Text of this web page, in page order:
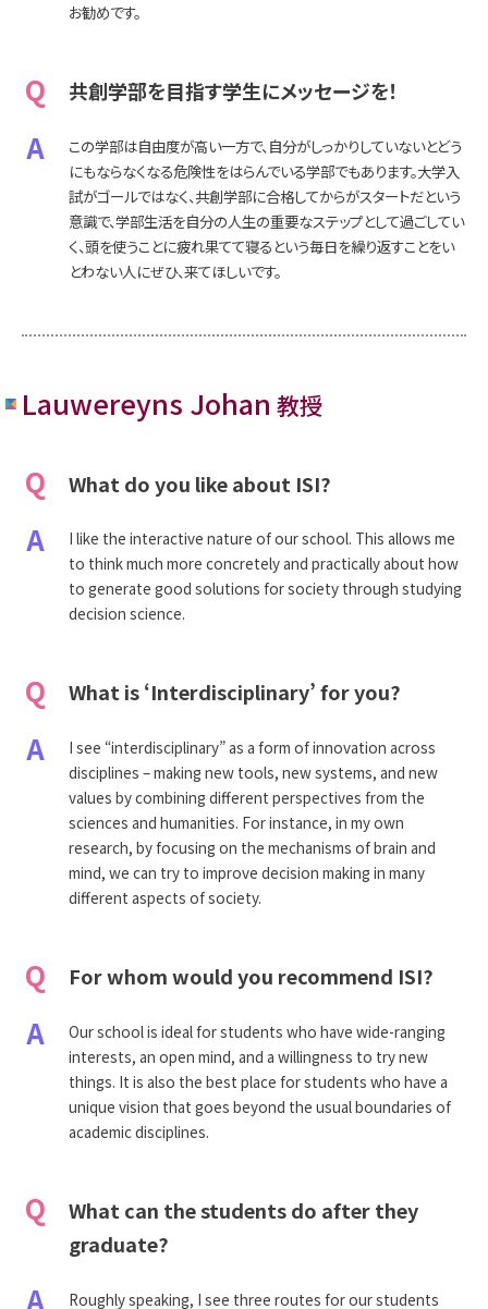
お勧めです。
Q 共創学部を目指す学生にメッセージを！
A
この学部は自由度が高い一方で、自分がしっかりしていないとどう
にもならなくなる危険性をはらんでいる学部でもあります。大学入
試がゴールではなく、共創学部に合格してからがスタートだという
意識で、学部生活を自分の人生の重要なステップとして過ごしてい
く、頭を使うことに疲れ果てて寝るという毎日を繰り返すことをい
とわない人にぜひ、来てほしいです。
Lauwereyns Johan 教授
Q What do you like about ISI?
A
I like the interactive nature of our school. This allows me
to think much more concretely and practically about how
to generate good solutions for society through studying
decision science.
Q What is ‘Interdisciplinary’ for you?
A
I see “interdisciplinary” as a form of innovation across
disciplines – making new tools, new systems, and new
values by combining different perspectives from the
sciences and humanities. For instance, in my own
research, by focusing on the mechanisms of brain and
mind, we can try to improve decision making in many
different aspects of society.
Q For whom would you recommend ISI?
A
Our school is ideal for students who have wide-ranging
interests, an open mind, and a willingness to try new
things. It is also the best place for students who have a
unique vision that goes beyond the usual boundaries of
academic disciplines.
Q
What can the students do after they
graduate?
A
Roughly speaking, I see three routes for our students